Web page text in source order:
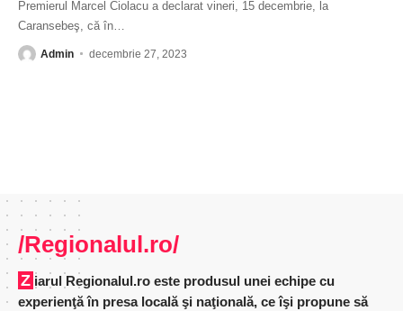
Premierul Marcel Ciolacu a declarat vineri, 15 decembrie, la
Caransebeş, că în
Admin decembrie 27, 2023
/Regionalul.ro/
Ziarul Regionalul.ro este produsul unei echipe cu
experienţă în presa locală şi naţională, ce îşi propune să